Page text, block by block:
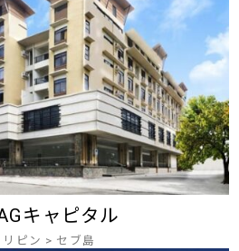
キャピタル
リピン > セブ島